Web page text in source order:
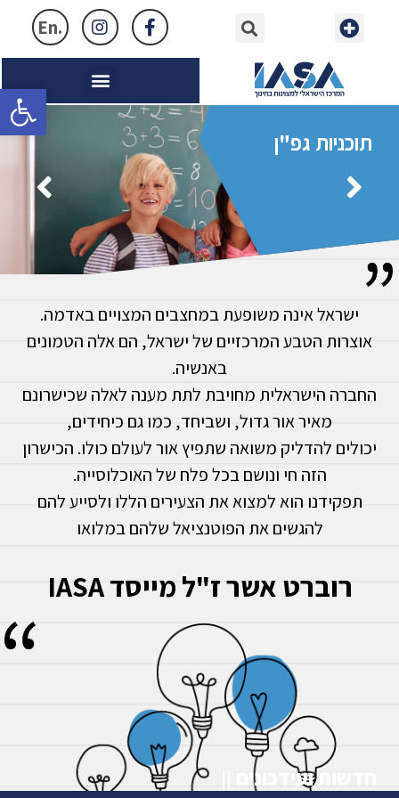
.En
תוכניות גפ"ן
ישראל אינה משופעת במחצבים המצויים באדמה.
אוצרות הטבע המרכזיים של ישראל, הם אלה הטמונים
באנשיה.
החברה הישראלית מחויבת לתת מענה לאלה שכישרונם
מאיר אור גדול, ושביחד, כמו גם כיחידים,
יכולים להדליק משואה שתפיץ אור לעולם כולו. הכישרון
הזה חי ונושם בכל פלח של האוכלוסייה.
תפקידנו הוא למצוא את הצעירים הללו ולסייע להם
להגשים את הפוטנציאל שלהם במלואו
רוברט אשר ז"ל מייסד IASA
חדשות ועידכונים